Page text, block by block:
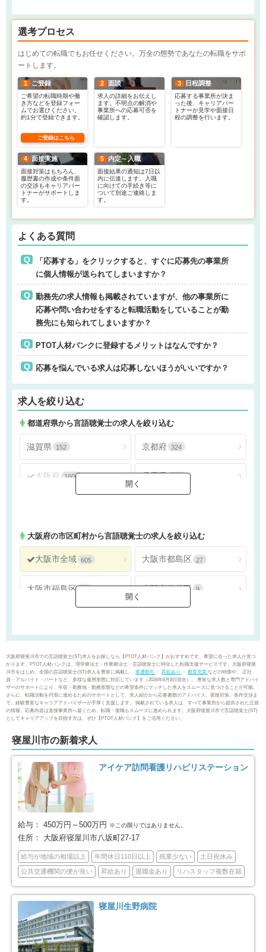
選考プロセス
はじめての転職でもお任せください。万全の態勢であなたの転職をサポ
ートします。
1 ご登録
ご希望の転職時期や働
き方などを登録フォー
ムでお選びください。
約1分で登録できます。
ご登録はこちら
2 面談
求人の詳細をお伝えし
ます。不明点の解消や
事業所への応募可否を
確認します。
3 日程調整
応募する事業所が決ま
った後、キャリアパー
トナーが見学や面接日
程の調整を行います。
4 面接実施
面接対策はもちろん、
履歴書の作成や条件面
の交渉もキャリアパー
トナーがサポートしま
す。
5 内定～入職
面接結果の通知は7日以
内に伝達します。入職
に向けての手続き等に
ついて別途ご連絡しま
す。
よくある質問
「応募する」をクリックすると、すぐに応募先の事業所
に個人情報が送られてしまいますか？
勤務先の求人情報も掲載されていますが、他の事業所に
応募や問い合わせをすると転職活動をしていることが勤
務先にも知られてしまいますか？
PTOT人材バンクに登録するメリットはなんですか？
応募を悩んでいる求人は応募しないほうがいいですか？
求人を絞り込む
都道府県から言語聴覚士の求人を絞り込む
滋賀県 152 京都府 324
大阪府 1606 兵庫県
大阪府の市区町村から言語聴覚士の求人を絞り込む
大阪市全域 605 大阪市都島区 27
大阪市福島区 大阪市此花区 9
大阪市浪速区 21 大阪市西淀川区 12
大阪市東淀川区 51 大阪市東成区 22
大阪市生野区 28
大阪市城東区 31 大阪市阿倍野区 24
大阪市住吉区 32
大阪市西成区 21 大阪市淀川区
大阪市鶴見区 23 大阪市住之江区 26
大阪市中央区 25 堺市全域
堺市堺区 24
大阪府寝屋川市での言語聴覚士(ST)求人をお探しなら【PTOT人材バンク】がおすすめです。希望に合った求人が見つ
かります。PTOT人材バンクは、理学療法士・作業療法士・言語聴覚士に特化した転職支援サービスです。大阪府寝屋
川市をはじめ、全国の言語聴覚士(ST)求人を豊富に掲載し、 車通勤可 ・ 昇給あり ・ 教育充実 などの特徴や、 正社
員・アルバイト・パートなど、多様な雇用形態に対応しています（2026年8月8日現在）。 豊富な求人数と専門アドバイ
ザーのサポートにより、年収・勤務地・勤務形態などの希望条件にマッチした求人をスムーズに見つけることが可能。
さらに、転職活動を円滑に進めるためのサポートとして、求人紹介から応募書類のアドバイス、面接対策、条件交渉ま
で、経験豊富なキャリアアドバイザーが手厚く支援します。 掲載されている求人は、すべて事業所から提供された正規
の情報。応募内容は直接事業所へ届くため、転職・復職もスムーズに進められます。大阪府寝屋川市で言語聴覚士(ST)
としてキャリアアップを目指す方は、ぜひ【PTOT人材バンク】をご活用ください。
寝屋川市の新着求人
アイケア訪問看護リハビリステーション
給与： 450万円～500万円 ※この限りではありません。
住所： 大阪府寝屋川市八坂町27-17
給与が地域の相場以上 年間休日110日以上 残業少ない 土日祝休み
公共交通機関の便が良い 昇給あり 退職金あり リハスタッフ複数在籍
寝屋川生野病院